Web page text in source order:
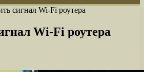
сигнал Wi-Fi роутера
Wi-Fi роутера